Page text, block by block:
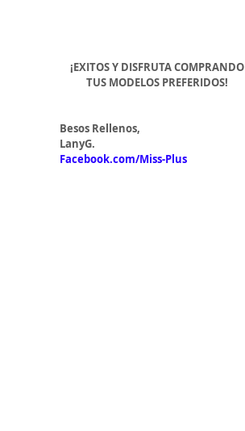
¡EXITOS Y DISFRUTA COMPRANDO
TUS MODELOS PREFERIDOS!
Besos Rellenos,
LanyG.
Facebook.com/Miss-Plus